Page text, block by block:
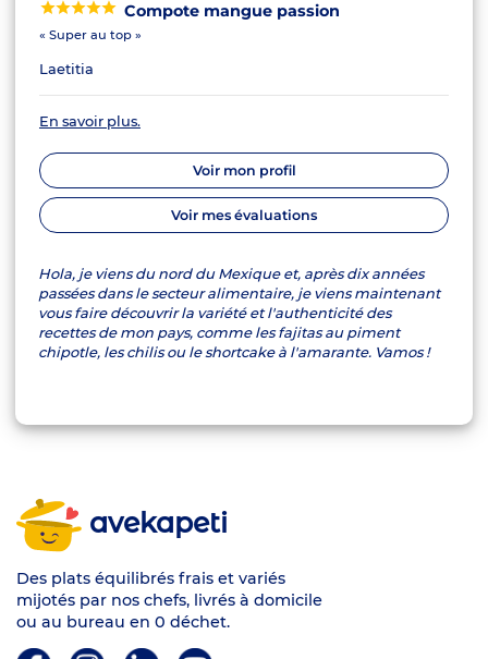
Compote mangue passion
« Super au top »
Laetitia
En savoir plus.
Voir mon profil
Voir mes évaluations
Hola, je viens du nord du Mexique et, après dix années
passées dans le secteur alimentaire, je viens maintenant
vous faire découvrir la variété et l'authenticité des
recettes de mon pays, comme les fajitas au piment
chipotle, les chilis ou le shortcake à l'amarante. Vamos !
avekapeti
Des plats équilibrés frais et variés
mijotés par nos chefs, livrés à domicile
ou au bureau en 0 déchet.